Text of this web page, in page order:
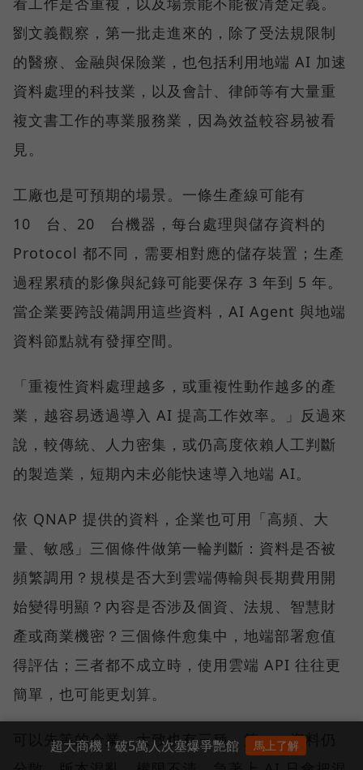
劉文義觀察，第一批走進來的，除了受法規限制
的醫療、金融與保險業，也包括利用地端 AI 加速
資料處理的科技業，以及會計、律師等有大量重
複文書工作的專業服務業，因為效益較容易被看
見。
工廠也是可預期的場景。一條生產線可能有
10 台、20 台機器，每台處理與儲存資料的
Protocol 都不同，需要相對應的儲存裝置；生產
過程累積的影像與紀錄可能要保存 3 年到 5 年。
當企業要跨設備調用這些資料，AI Agent 與地端
資料節點就有發揮空間。
「重複性資料處理越多，或重複性動作越多的產
業，越容易透過導入 AI 提高工作效率。」反過來
說，較傳統、人力密集，或仍高度依賴人工判斷
的製造業，短期內未必能快速導入地端 AI。
依 QNAP 提供的資料，企業也可用「高頻、大
量、敏感」三個條件做第一輪判斷：資料是否被
頻繁調用？規模是否大到雲端傳輸與長期費用開
始變得明顯？內容是否涉及個資、法規、智慧財
產或商業機密？三個條件愈集中，地端部署愈值
得評估；三者都不成立時，使用雲端 API 往往更
簡單，也可能更划算。
可以先等的企業，大致也有三種。第一，資料仍
超大商機！破5萬人次塞爆爭艷館 馬上了解